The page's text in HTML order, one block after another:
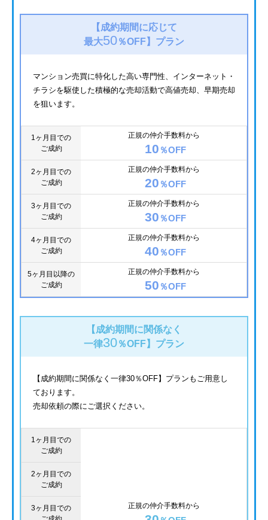
【成約期間に応じて
最大50％OFF】 プラン
マンション売買に特化した高い専門性、インターネット・
チラシを駆使した積極的な売却活動で高値売却、早期売却
を狙います。
1ヶ月目での
ご成約
正規の仲介手数料から
10 ％OFF
2ヶ月目での
ご成約
正規の仲介手数料から
20 ％OFF
3ヶ月目での
ご成約
正規の仲介手数料から
30 ％OFF
4ヶ月目での
ご成約
正規の仲介手数料から
40 ％OFF
5ヶ月目以降の
ご成約
正規の仲介手数料から
50 ％OFF
【成約期間に関係なく
一律30％OFF】 プラン
【成約期間に関係なく一律30％OFF】プランもご用意し
ております。
売却依頼の際にご選択ください。
1ヶ月目での
ご成約
正規の仲介手数料から
2ヶ月目での
ご成約
3ヶ月目での